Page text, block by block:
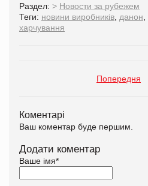
Раздел: > Новости за рубежем
Теги: новини виробників данон
харчування
Попередня
Коментарі
Ваш коментар буде першим.
Додати коментар
Ваше імя*